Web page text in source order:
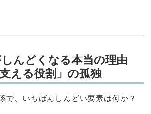
んどくなる本当の理由
支える役割」の孤独
で、いちばんしんどい要素は何か？